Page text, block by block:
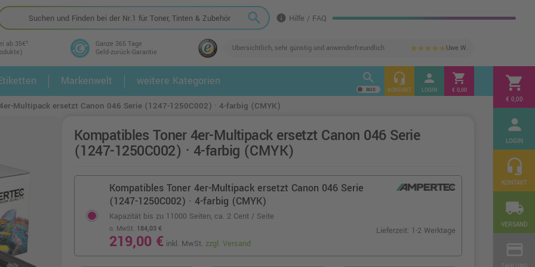
search info Hilfe / FAQ
ab 35€¹
Ganze 365 Tage
Geld-zurück-Garantie
Übersichtlich, sehr günstig und anwenderfreundlich star star star star star Uwe W.
shopping_cart
€ 0,00
person
LOGIN
headset_mic
KONTAKT
local_shipping
VERSAND
2.
Markenwelt weitere Kategorien search headset_mic
KONTAKT
person
LOGIN
shopping_cart
€ 0,00
Multipack ersetzt Canon 046 Serie (1247-1250C002) · 4-farbig (CMYK)
Kompatibles Toner 4er-Multipack ersetzt Canon 046 Serie
(1247-1250C002) · 4-farbig (CMYK)
Kompatibles Toner 4er-Multipack ersetzt Canon 046 Serie
(1247-1250C002) · 4-farbig (CMYK)
Kapazität bis zu 11000 Seiten, ca. 2 Cent / Seite
o. MwSt. 184,03 €
219,00 € inkl. MwSt. zzgl. Versand
Lieferzeit: 1-2 Werktage